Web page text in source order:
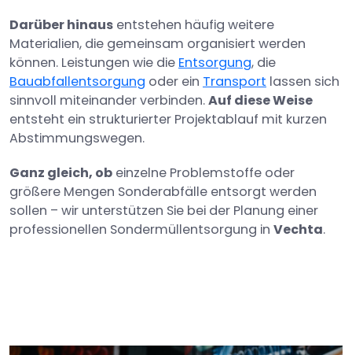
Darüber hinaus entstehen häufig weitere
Materialien, die gemeinsam organisiert werden
können. Leistungen wie die Entsorgung, die
Bauabfallentsorgung oder ein Transport lassen sich
sinnvoll miteinander verbinden.Auf diese Weise
entsteht ein strukturierter Projektablauf mit kurzen
Abstimmungswegen.
Ganz gleich, ob einzelne Problemstoffe oder
größere Mengen Sonderabfälle entsorgt werden
sollen – wir unterstützen Sie bei der Planung einer
professionellen Sondermüllentsorgung in Vechta.